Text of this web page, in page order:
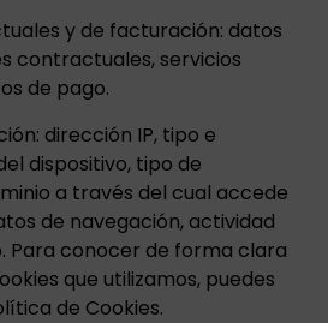
y de facturación: datos
contractuales, servicios
de pago.
dirección IP, tipo e
dispositivo, tipo de
a través del cual accede
de navegación, actividad
Para conocer de forma clara
que utilizamos, puedes
de Cookies.